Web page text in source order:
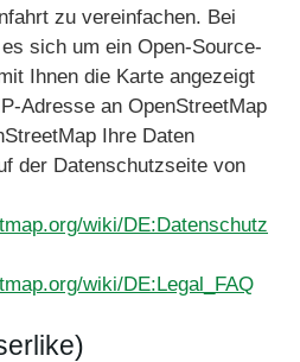
zu vereinfachen. Bei
sich um ein Open-Source-
Ihnen die Karte angezeigt
Adresse an OpenStreetMap
Ihre Daten
der Datenschutzseite von
wiki/DE:Datenschutz
wiki/DE:Legal_FAQ